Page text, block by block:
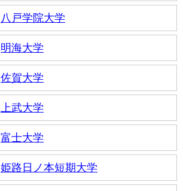
八戸学院大学
明海大学
佐賀大学
上武大学
富士大学
姫路日ノ本短期大学